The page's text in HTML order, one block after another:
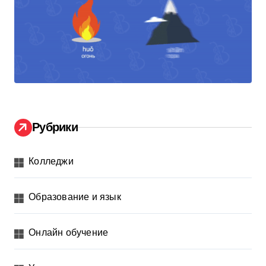
Рубрики
Колледжи
Образование и язык
Онлайн обучение